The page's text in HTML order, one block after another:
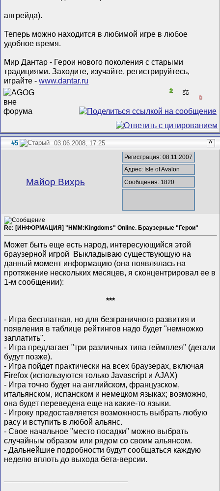
апгрейда).
Теперь можно находится в любимой игре в любое
удобное время.
Мир Дантар - Герои нового поколения с старыми
традициями. Заходите, изучайте, регистрируйтесь,
играйте -www.dantar.ru
2 ⚖️
0
#5 03.06.2008, 17:25 ^
Майор Вихрь
Регистрация: 08.11.2007
Адрес: Isle of Avalon
Сообщения: 1820
Re: [ИНФОРМАЦИЯ] "HMM:Kingdoms" Online. Браузерные "Герои"
Может быть еще есть народ, интересующийся этой
браузерной игрой Выкладываю существующую на
данный момент информацию (она появлялась на
протяжение нескольких месяцев, я сконцентрировал ее в
1-м сообщении):
***
- Игра бесплатная, но для безграничного развития и
появления в таблице рейтингов надо будет "немножко
заплатить".
- Игра предлагает "три различных типа геймплея" (детали
будут позже).
- Игра пойдет практически на всех браузерах, включая
Firefox (используются только Javascript и AJAX)
- Игра точно будет на английском, французском,
итальянском, испанском и немецком языках; возможно,
она будет переведена еще на какие-то языки.
- Игроку предоставляется возможность выбрать любую
расу и вступить в любой альянс.
- Свое начальное "место посадки" можно выбрать
случайным образом или рядом со своим альянсом.
- Дальнейшие подробности будут сообщаться каждую
неделю вплоть до выхода бета-версии.